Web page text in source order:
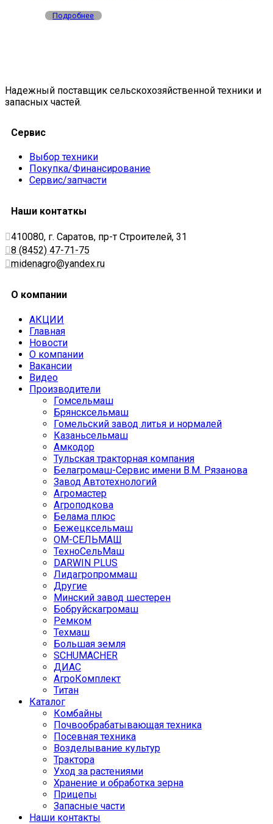
Подробнее
Надежный поставщик сельскохозяйственной техники и
запасных частей.
Сервис
Выбор техники
Покупка/Финансирование
Сервис/запчасти
Наши контаткы
410080, г. Саратов, пр-т Строителей, 31
8 (8452) 47-71-75
midenagro@yandex.ru
О компании
АКЦИИ
Главная
Новости
О компании
Вакансии
Видео
Производители
Гомсельмаш
Брянсксельмаш
Гомельский завод литья и нормалей
Казаньсельмаш
Амкодор
Тульская тракторная компания
Белагромаш-Сервис имени В.М. Рязанова
Завод Автотехнологий
Агромастер
Агроподкова
Белама плюс
Бежецксельмаш
ОМ-СЕЛЬМАШ
ТехноСельМаш
DARWIN PLUS
Лидагропроммаш
Другие
Минский завод шестерен
Бобруйскагромаш
Ремком
Техмаш
Большая земля
SCHUMACHER
ДИАС
АгроКомплект
Титан
Каталог
Комбайны
Почвообрабатывающая техника
Посевная техника
Возделывание культур
Трактора
Уход за растениями
Хранение и обработка зерна
Прицепы
Запасные части
Наши контакты